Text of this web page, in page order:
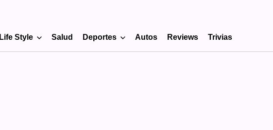
Life Style Salud Deportes Autos Reviews Trivias